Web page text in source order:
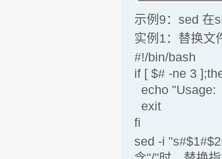
示例9：sed 在
实例1：替换文
#!/bin/bash
if [ $# -ne 3
echo
exit
fi
sed -i